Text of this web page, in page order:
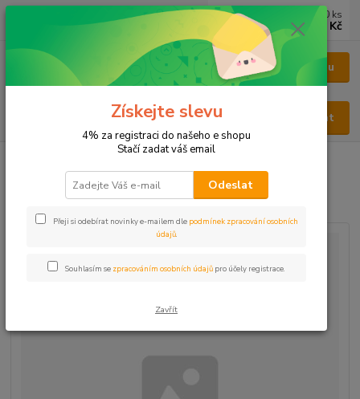
Menu
Hledat
0 ks
0 Kč
Majoránka
Získejte slevu
4% za registraci do našeho e shopu
Stačí zadat váš email
Odeslat
Přeji si odebírat novinky e-mailem dle podmínek zpracování osobních
údajů.
Souhlasím se zpracováním osobních údajů pro účely registrace.
Zavřít